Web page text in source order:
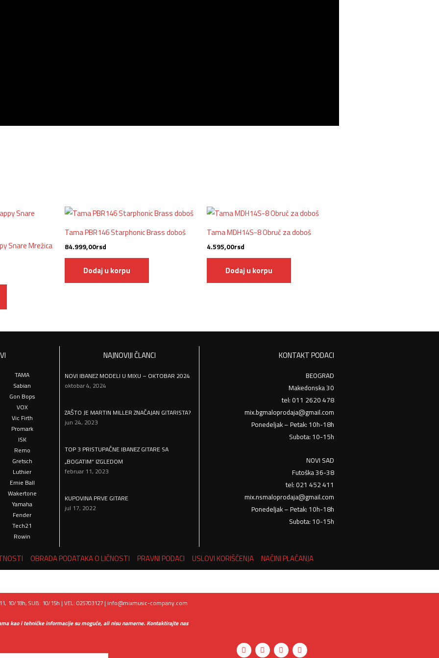
Snare Mrežica
Tama PBR146 Starphonic Brass doboš
84.999,00rsd
Dodaj u korpu
Tama MDH14S-8 Obruč za doboš
4.595,00rsd
Dodaj u korpu
TAMA
Sabian
Gon Bops
VOX
Vic Firth
Promark
ISK
Remo
Gretsch
Luthier
Ernie Ball
Wakertone
Yamaha
Fender
Tech21
Rowin
NAJNOVIJI ČLANCI
NOVI IBANEZ MODELI U MIXU – OKTOBAR 2024
oktobar 4, 2024
ZAŠTO JE MARTIN MILLER ZNAČAJAN GITARISTA?
jun 24, 2023
TOP 3 PRISTUPAČNE IBANEZ GITARE SA
„BOGATIM“ IZGLEDOM
februar 11, 2023
KUPOVINA PRVE GITARE
jul 17, 2022
KONTAKT PODACI
BEOGRAD
Makedonska 30
tel: 011 2620 478
mix.bgmaloprodaja@gmail.com
Ponedeljak – Petak: 10h-18h
Subota: 10-15h
NOVI SAD
Futoška 36-38
tel: 021 452 411
mix.nsmaloprodaja@gmail.com
Ponedeljak – Petak: 10h-18h
Subota: 10-15h
OBRADA PODATAKA O LIČNOSTI PRAVNI PODACI USLOVI KORIŠĆENJA NAČINI PLAĆANJA
10/18h, SUB: 10/15h | VEL: 025703127 | info@mixmusic-company.com
kao i tehničke informacije su moguće, ali nisu namerne. Kontaktirajte nas
Y
o
F
a
X
-
I
n